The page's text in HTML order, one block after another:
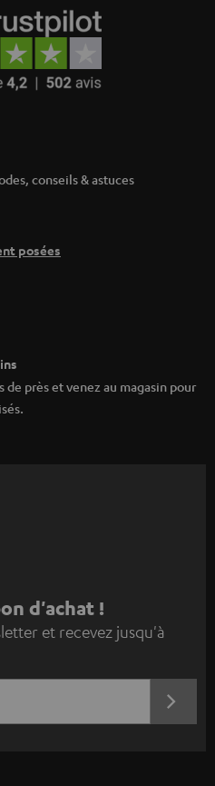
conseils & astuces
posées
de près et venez au magasin pour
d'achat !
et recevez jusqu'à